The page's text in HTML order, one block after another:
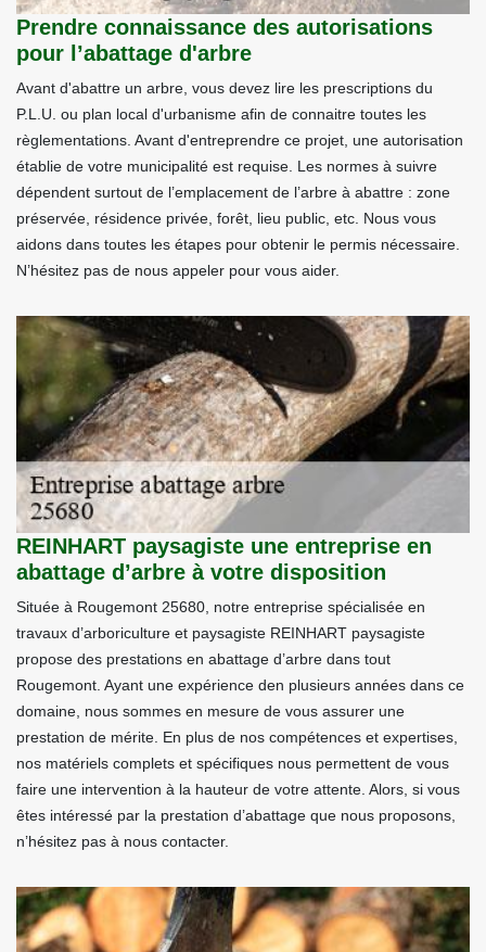
Prendre connaissance des autorisations
pour l’abattage d'arbre
Avant d'abattre un arbre, vous devez lire les prescriptions du
P.L.U. ou plan local d'urbanisme afin de connaitre toutes les
règlementations. Avant d'entreprendre ce projet, une autorisation
établie de votre municipalité est requise. Les normes à suivre
dépendent surtout de l’emplacement de l’arbre à abattre : zone
préservée, résidence privée, forêt, lieu public, etc. Nous vous
aidons dans toutes les étapes pour obtenir le permis nécessaire.
N’hésitez pas de nous appeler pour vous aider.
REINHART paysagiste une entreprise en
abattage d’arbre à votre disposition
Située à Rougemont 25680, notre entreprise spécialisée en
travaux d’arboriculture et paysagiste REINHART paysagiste
propose des prestations en abattage d’arbre dans tout
Rougemont. Ayant une expérience den plusieurs années dans ce
domaine, nous sommes en mesure de vous assurer une
prestation de mérite. En plus de nos compétences et expertises,
nos matériels complets et spécifiques nous permettent de vous
faire une intervention à la hauteur de votre attente. Alors, si vous
êtes intéressé par la prestation d’abattage que nous proposons,
n’hésitez pas à nous contacter.